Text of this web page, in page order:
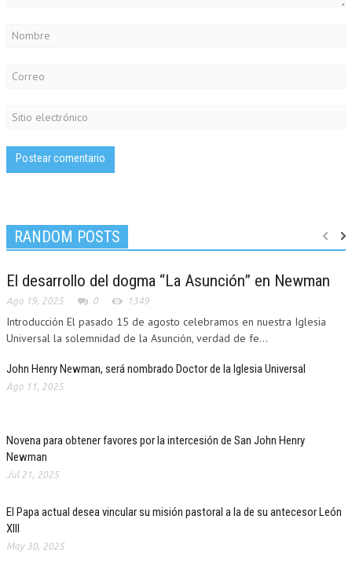
RANDOM POSTS
El desarrollo del dogma “La Asunción” en Newman
Ago 19, 2025 0 1349
Introducción El pasado 15 de agosto celebramos en nuestra Iglesia
Universal la solemnidad de la Asunción, verdad de fe...
John Henry Newman, será nombrado Doctor de la Iglesia Universal
Ago 11, 2025
Novena para obtener favores por la intercesión de San John Henry
Newman
Jul 21, 2025
El Papa actual desea vincular su misión pastoral a la de su antecesor León
XIII
May 30, 2025